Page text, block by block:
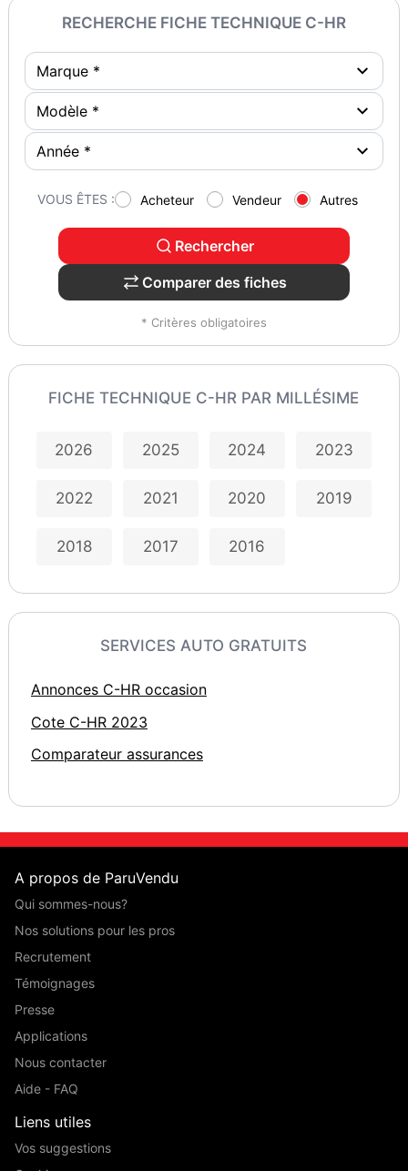
RECHERCHE FICHE TECHNIQUE C-HR
VOUS ÊTES : Acheteur Vendeur Autres
Rechercher
Comparer des fiches
* Critères obligatoires
FICHE TECHNIQUE C-HR PAR MILLÉSIME
2026 2025 2024 2023
2022 2021 2020 2019
2018 2017 2016
SERVICES AUTO GRATUITS
Annonces C-HR occasion
Cote C-HR 2023
Comparateur assurances
A propos de ParuVendu
Qui sommes-nous?
Nos solutions pour les pros
Recrutement
Témoignages
Presse
Applications
Nous contacter
Aide - FAQ
Liens utiles
Vos suggestions